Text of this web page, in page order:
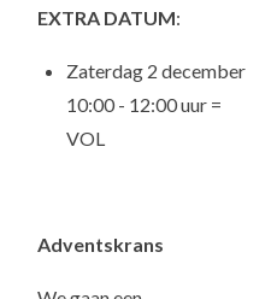
EXTRA DATUM:
Zaterdag 2 december
10:00 - 12:00 uur =
VOL
Adventskrans